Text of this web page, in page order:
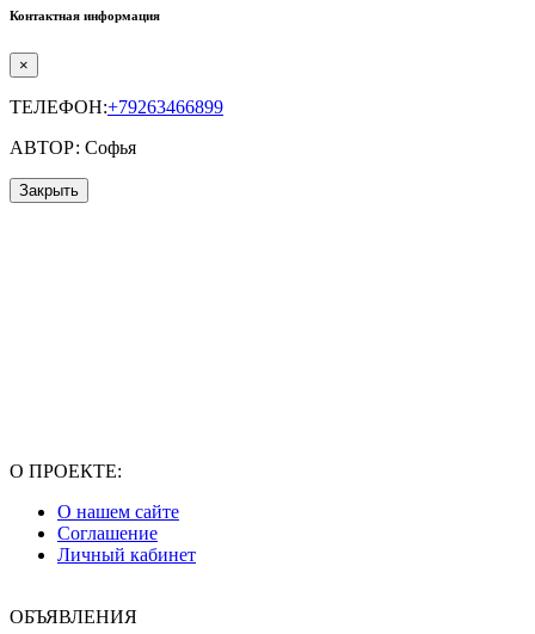
Контактная информация
×
ТЕЛЕФОН:+79263466899
АВТОР: Софья
Закрыть
О ПРОЕКТЕ:
О нашем сайте
Соглашение
Личный кабинет
ОБЪЯВЛЕНИЯ